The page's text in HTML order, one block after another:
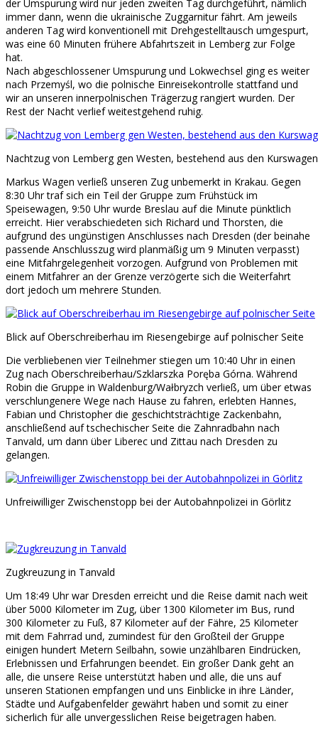
der Umspurung wird nur jeden zweiten Tag durchgeführt, nämlich
immer dann, wenn die ukrainische Zuggarnitur fährt. Am jeweils
anderen Tag wird konventionell mit Drehgestelltausch umgespurt,
was eine 60 Minuten frühere Abfahrtszeit in Lemberg zur Folge
hat.
Nach abgeschlossener Umspurung und Lokwechsel ging es weiter
nach Przemyśl, wo die polnische Einreisekontrolle stattfand und
wir an unseren innerpolnischen Trägerzug rangiert wurden. Der
Rest der Nacht verlief weitestgehend ruhig.
Nachtzug von Lemberg gen Westen, bestehend aus den
Markus Wagen verließ unseren Zug unbemerkt in Krakau. Gegen
8:30 Uhr traf sich ein Teil der Gruppe zum Frühstück im
Speisewagen, 9:50 Uhr wurde Breslau auf die Minute pünktlich
erreicht. Hier verabschiedeten sich Richard und Thorsten, die
aufgrund des ungünstigen Anschlusses nach Dresden (der beinahe
passende Anschlusszug wird planmäßig um 9 Minuten verpasst)
eine Mitfahrgelegenheit vorzogen. Aufgrund von Problemen mit
einem Mitfahrer an der Grenze verzögerte sich die Weiterfahrt
dort jedoch um mehrere Stunden.
Blick auf Oberschreiberhau im Riesengebirge auf polnischer Seite
Die verbliebenen vier Teilnehmer stiegen um 10:40 Uhr in einen
Zug nach Oberschreiberhau/Szklarszka Poręba Górna. Während
Robin die Gruppe in Waldenburg/Wałbryzch verließ, um über etwas
verschlungenere Wege nach Hause zu fahren, erlebten Hannes,
Fabian und Christopher die geschichtsträchtige Zackenbahn,
anschließend auf tschechischer Seite die Zahnradbahn nach
Tanvald, um dann über Liberec und Zittau nach Dresden zu
gelangen.
Unfreiwilliger Zwischenstopp bei der Autobahnpolizei in Görlitz
Zugkreuzung in Tanvald
Um 18:49 Uhr war Dresden erreicht und die Reise damit nach weit
über 5000 Kilometer im Zug, über 1300 Kilometer im Bus, rund
300 Kilometer zu Fuß, 87 Kilometer auf der Fähre, 25 Kilometer
mit dem Fahrrad und, zumindest für den Großteil der Gruppe
einigen hundert Metern Seilbahn, sowie unzählbaren Eindrücken,
Erlebnissen und Erfahrungen beendet. Ein großer Dank geht an
alle, die unsere Reise unterstützt haben und alle, die uns auf
unseren Stationen empfangen und uns Einblicke in ihre Länder,
Städte und Aufgabenfelder gewährt haben und somit zu einer
sicherlich für alle unvergesslichen Reise beigetragen haben.